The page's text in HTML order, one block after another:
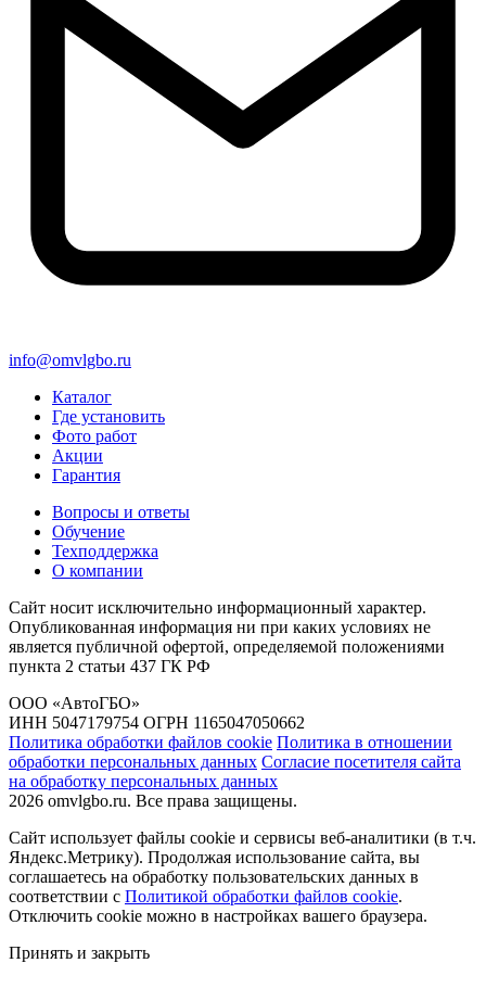
info@omvlgbo.ru
Каталог
Где установить
Фото работ
Акции
Гарантия
Вопросы и ответы
Обучение
Техподдержка
О компании
Сайт носит исключительно информационный характер.
Опубликованная информация ни при каких условиях не
является публичной офертой, определяемой положениями
пункта 2 статьи 437 ГК РФ
ООО «АвтоГБО»
ИНН 5047179754 ОГРН 1165047050662
Политика обработки файлов cookie Политика в отношении
обработки персональных данных Согласие посетителя сайта
на обработку персональных данных
2026 omvlgbo.ru. Все права защищены.
Сайт использует файлы cookie и сервисы веб-аналитики (в т.ч.
Яндекс.Метрику). Продолжая использование сайта, вы
соглашаетесь на обработку пользовательских данных в
соответствии с Политикой обработки файлов cookie.
Отключить cookie можно в настройках вашего браузера.
Принять и закрыть